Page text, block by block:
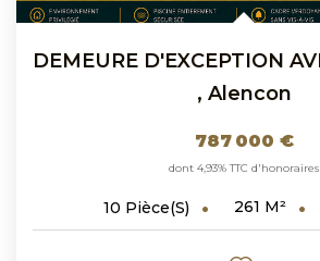
, Alencon
787 000 €
dont 4,93% TTC d'honoraires
10 Pièce(s) 261 M²